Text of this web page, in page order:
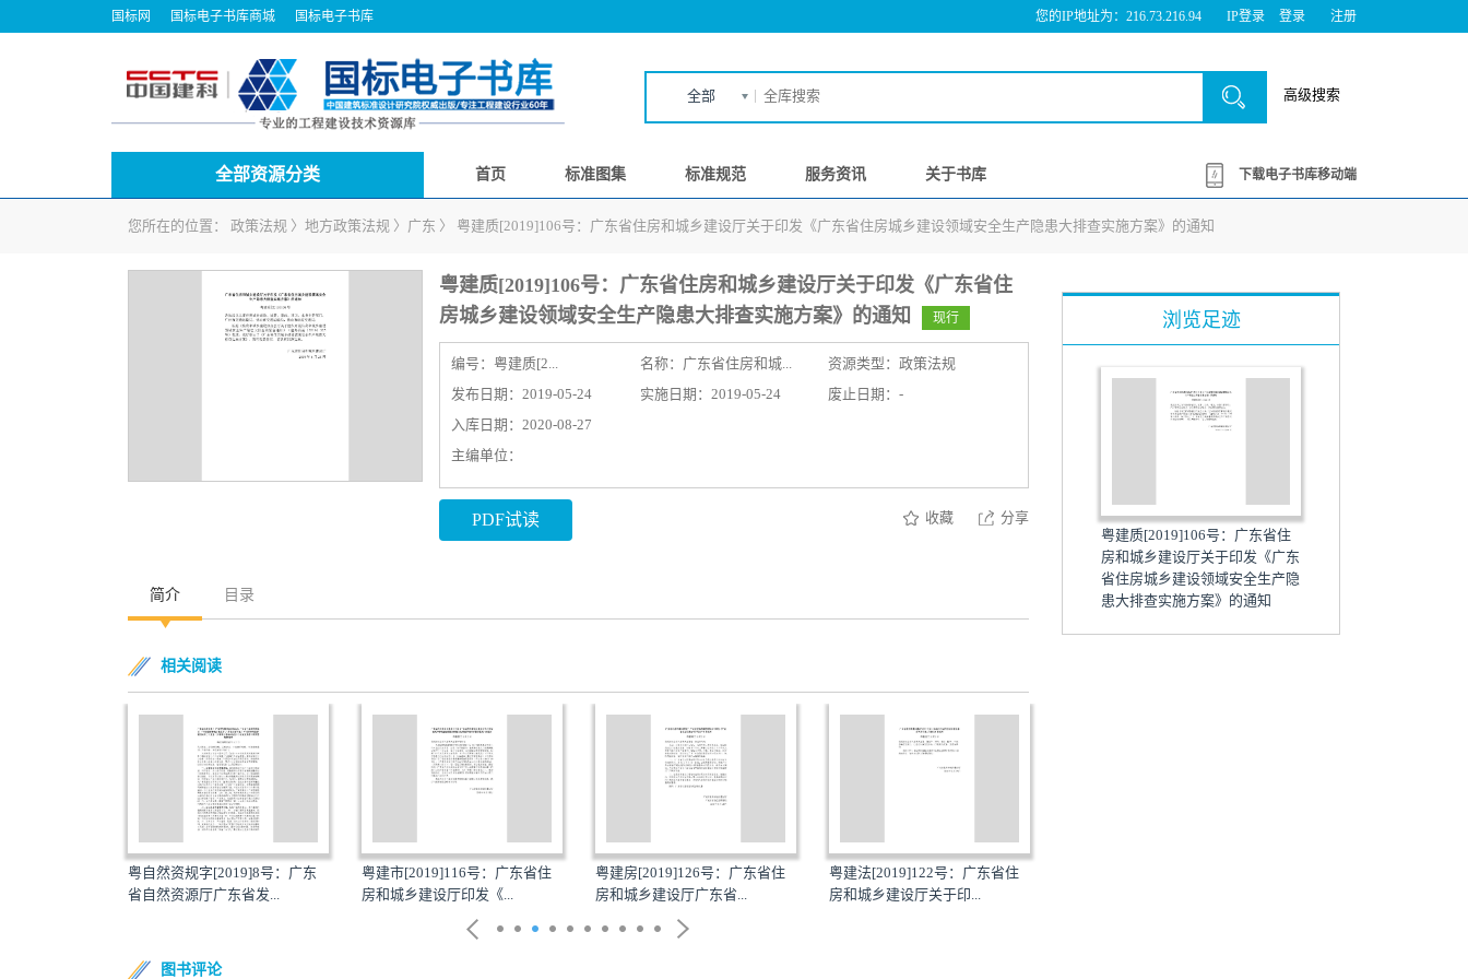
国标网 国标电子书库商城 国标电子书库 您的IP地址为：216.73.216.94 IP登录 登录 注册
全部 高级搜索
全部资源分类 首页 标准图集 标准规范 服务资讯 关于书库 下载电子书库移动端
您所在的位置： 政策法规 〉 地方政策法规 〉 广东 〉 粤建质[2019]106号：广东省住房和城乡建设厅关于印发《广东省住房城乡建设领域安全生产隐患大排查实施方案》的通知
粤建质[2019]106号：广东省住房和城乡建设厅关于印发《广东省住
房城乡建设领域安全生产隐患大排查实施方案》的通知
现行
编号： 粤建质[2... 名称： 广东省住房和城...
资源类型：政策法规
发布日期：2019-05-24
实施日期：2019-05-24
废止日期：-
入库日期：2020-08-27
主编单位：
PDF试读 收藏 分享
简介 目录
相关阅读
粤自然资规字[2019]8号：广东
省自然资源厅广东省发...
粤建市[2019]116号：广东省住
房和城乡建设厅印发《...
粤建房[2019]126号：广东省住
房和城乡建设厅广东省...
粤建法[2019]122号：广东省住
房和城乡建设厅关于印...
图书评论
浏览足迹
粤建质[2019]106号：广东省住
房和城乡建设厅关于印发《广东
省住房城乡建设领域安全生产隐
患大排查实施方案》的通知